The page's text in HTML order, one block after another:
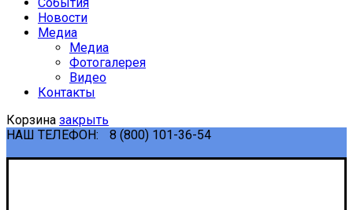
Новости
Медиа
Медиа
Фотогалерея
Видео
Контакты
Корзина закрыть
НАШ ТЕЛЕФОН:
8 (800) 101-36-54